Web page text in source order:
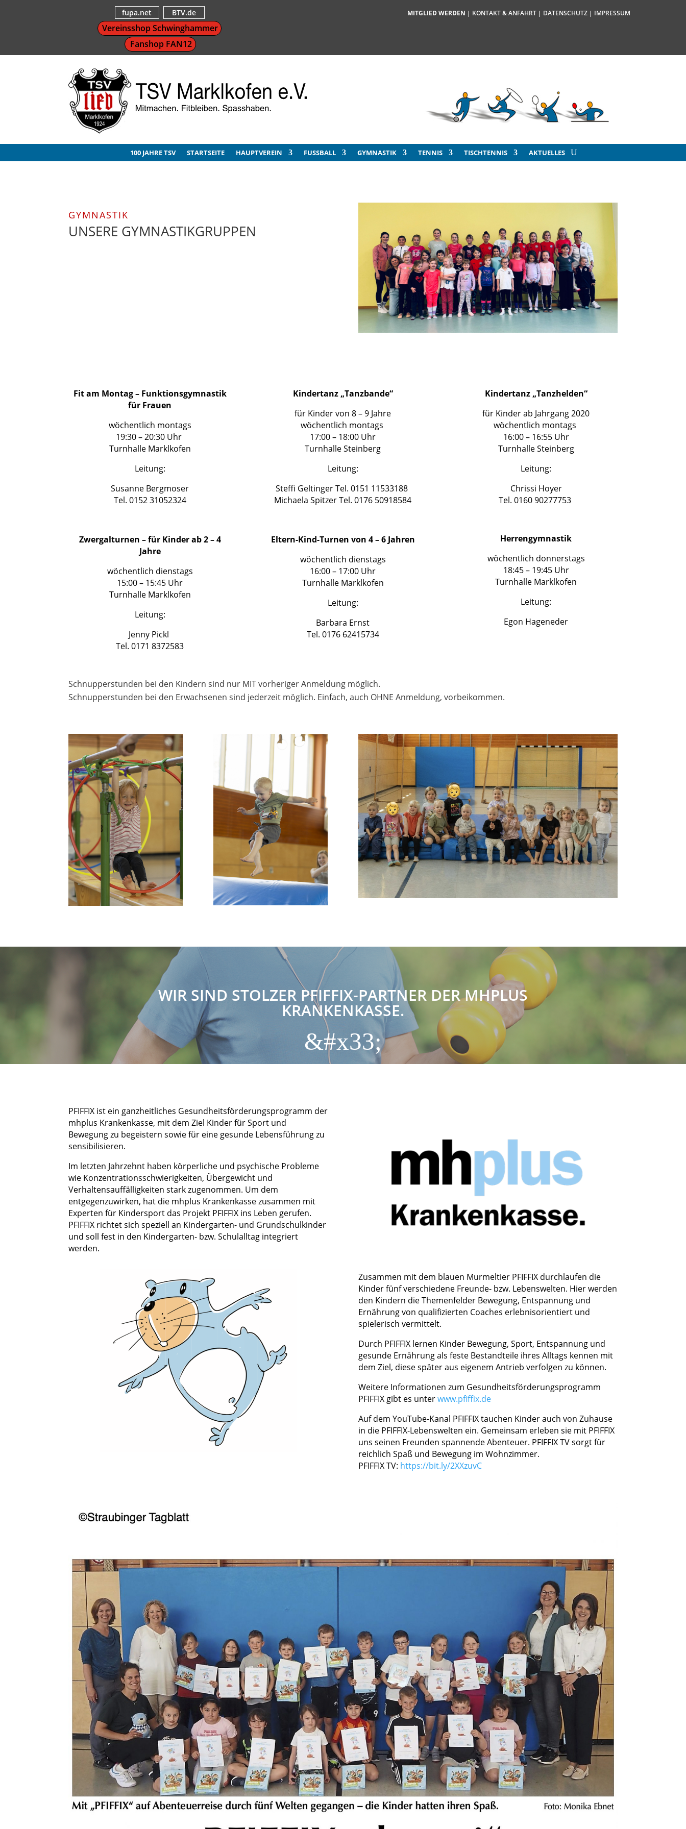
fupa.net BTV.de MITGLIED WERDEN | KONTAKT & ANFAHRT| DATENSCHUTZ| IMPRESSUM
Vereinsshop Schwinghammer
Fanshop FAN12
100 JAHRE TSV STARTSEITE HAUPTVEREIN FUSSBALL GYMNASTIK TENNIS TISCHTENNIS AKTUELLES
GYMNASTIK
UNSERE GYMNASTIKGRUPPEN
Fit am Montag – Funktionsgymnastik
für Frauen
wöchentlich montags
19:30 – 20:30 Uhr
Turnhalle Marklkofen
Leitung:
Susanne Bergmoser
Tel. 0152 31052324
Kindertanz „Tanzbande“
für Kinder von 8 – 9 Jahre
wöchentlich montags
17:00 – 18:00 Uhr
Turnhalle Steinberg
Leitung:
Steffi GeltingerTel. 0151 11533188
Michaela SpitzerTel. 0176 50918584
Kindertanz „Tanzhelden“
für Kinder ab Jahrgang 2020
wöchentlich montags
16:00 – 16:55 Uhr
Turnhalle Steinberg
Leitung:
Chrissi Hoyer
Tel. 0160 90277753
Zwergalturnen – für Kinder ab 2 – 4
Jahre
wöchentlich dienstags
15:00 – 15:45 Uhr
Turnhalle Marklkofen
Leitung:
Jenny Pickl
Tel. 0171 8372583
Eltern-Kind-Turnen von 4 – 6 Jahren
wöchentlich dienstags
16:00 – 17:00 Uhr
Turnhalle Marklkofen
Leitung:
Barbara Ernst
Tel. 0176 62415734
Herrengymnastik
wöchentlich donnerstags
18:45 – 19:45 Uhr
Turnhalle Marklkofen
Leitung:
Egon Hageneder
Schnupperstunden bei den Kindern sind nur MIT vorheriger Anmeldung möglich.
Schnupperstunden bei den Erwachsenen sind jederzeit möglich. Einfach, auch OHNE Anmeldung, vorbeikommen.
WIR SIND STOLZER PFIFFIX-PARTNER DER MHPLUS
KRANKENKASSE.
&#x33;
PFIFFIX ist ein ganzheitliches Gesundheitsförderungsprogramm der
mhplus Krankenkasse, mit dem Ziel Kinder für Sport und
Bewegung zu begeistern sowie für eine gesunde Lebensführung zu
sensibilisieren.
Im letzten Jahrzehnt haben körperliche und psychische Probleme
wie Konzentrationsschwierigkeiten, Übergewicht und
Verhaltensauffälligkeiten stark zugenommen. Um dem
entgegenzuwirken, hat die mhplus Krankenkasse zusammen mit
Experten für Kindersport das Projekt PFIFFIX ins Leben gerufen.
PFIFFIX richtet sich speziell an Kindergarten- und Grundschulkinder
und soll fest in den Kindergarten- bzw. Schulalltag integriert
werden.
Zusammen mit dem blauen Murmeltier PFIFFIX durchlaufen die
Kinder fünf verschiedene Freunde- bzw. Lebenswelten. Hier werden
den Kindern die Themenfelder Bewegung, Entspannung und
Ernährung von qualifizierten Coaches erlebnisorientiert und
spielerisch vermittelt.
Durch PFIFFIX lernen Kinder Bewegung, Sport, Entspannung und
gesunde Ernährung als feste Bestandteile ihres Alltags kennen mit
dem Ziel, diese später aus eigenem Antrieb verfolgen zu können.
Weitere Informationen zum Gesundheitsförderungsprogramm
PFIFFIX gibt es unterwww.pfiffix.de
Auf dem YouTube-Kanal PFIFFIX tauchen Kinder auch von Zuhause
in die PFIFFIX-Lebenswelten ein. Gemeinsam erleben sie mit PFIFFIX
uns seinen Freunden spannende Abenteuer. PFIFFIX TV sorgt für
reichlich Spaß und Bewegung im Wohnzimmer.
PFIFFIX TV: https://bit.ly/2XXzuvC